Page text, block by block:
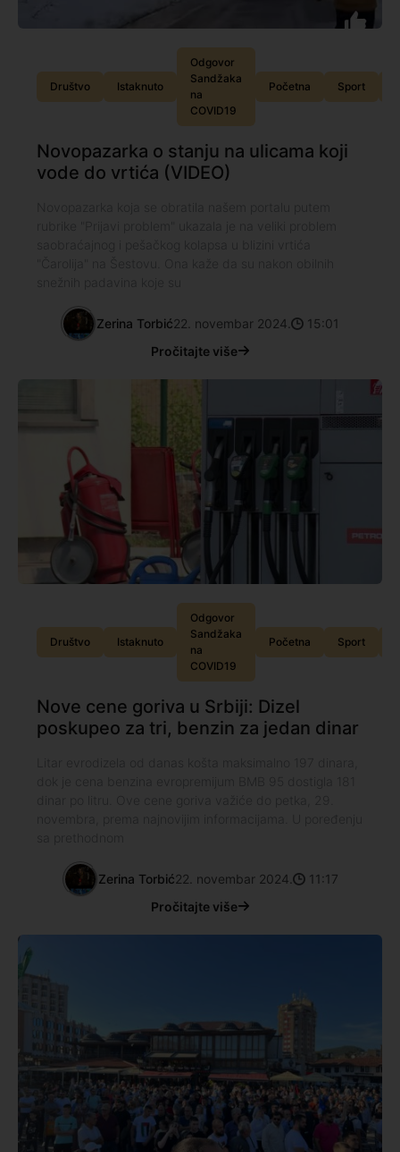
Društvo Istaknuto
Odgovor
Sandžaka
na
COVID19
Početna Sport
Novopazarka o stanju na ulicama koji
vode do vrtića (VIDEO)
Zerina Torbić22. novembar 2024.
15:01
Pročitajte više
Društvo Istaknuto
Odgovor
Sandžaka
na
COVID19
Početna Sport
Nove cene goriva u Srbiji: Dizel
poskupeo za tri, benzin za jedan dinar
Zerina Torbić22. novembar 2024.
11:17
Pročitajte više